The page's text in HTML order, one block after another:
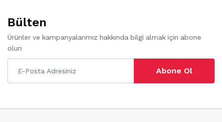
Bülten
Ürünler ve kampanyalarımız hakkında bilgi almak için abone
olun
Abone Ol